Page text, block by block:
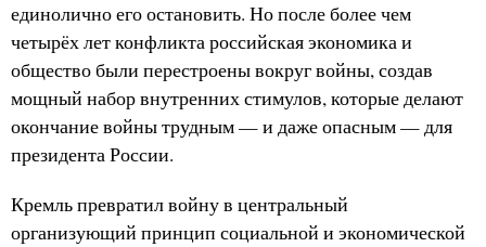
единолично его остановить. Но после более чем
четырёх лет конфликта российская экономика и
общество были перестроены вокруг войны, создав
мощный набор внутренних стимулов, которые делают
окончание войны трудным — и даже опасным — для
президента России.
Кремль превратил войну в центральный
организующий принцип социальной и экономической